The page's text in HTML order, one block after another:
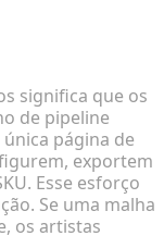
significa que os
de pipeline
página de
exportem
Esse esforço
Se uma malha
os artistas